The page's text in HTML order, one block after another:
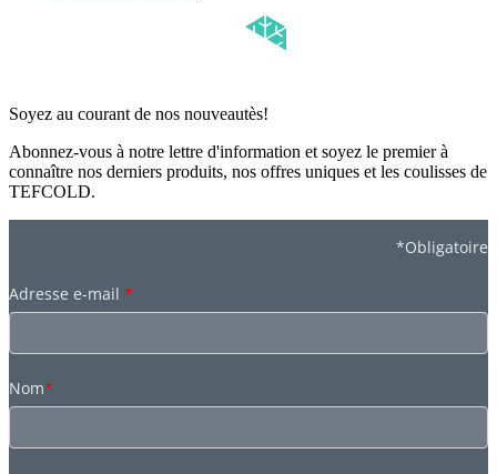
Soyez au courant de nos nouveautès!
Abonnez-vous à notre lettre d'information et soyez le premier à
connaître nos derniers produits, nos offres uniques et les coulisses de
TEFCOLD.
*Obligatoire
Adresse e-mail *
Nom*